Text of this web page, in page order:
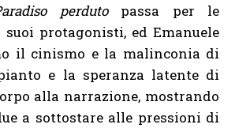
perdutopassa per le
suoi protagonisti, ed Emanuele
il cinismo e la malinconia di
e la speranza latente di
alla narrazione, mostrando
a sottostare alle pressioni di